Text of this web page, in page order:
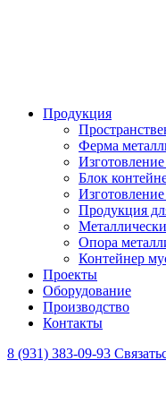
Продукция
Ферма
Блок
Продукция
Опора
Контейнер
Проекты
Оборудование
Производство
Контакты
8 (931) 383-09-93